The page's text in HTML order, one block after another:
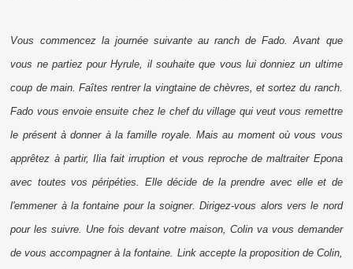
Vous commencez la journée suivante au ranch de Fado. Avant que
vous ne partiez pour Hyrule, il souhaite que vous lui donniez un ultime
coup de main. Faîtes rentrer la vingtaine de chèvres, et sortez du ranch.
Fado vous envoie ensuite chez le chef du village qui veut vous remettre
le présent à donner à la famille royale. Mais au moment où vous vous
apprêtez à partir, Ilia fait irruption et vous reproche de maltraiter Epona
avec toutes vos péripéties. Elle décide de la prendre avec elle et de
l'emmener à la fontaine pour la soigner. Dirigez-vous alors vers le nord
pour les suivre. Une fois devant votre maison, Colin va vous demander
de vous accompagner à la fontaine. Link accepte la proposition de Colin,